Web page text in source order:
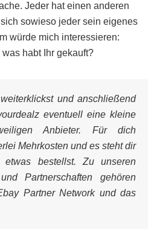
Jeder hat einen anderen
sowieso jeder sein eigenes
würde mich interessieren:
habt Ihr gekauft?
und anschließend
eventuell eine kleine
Anbieter. Für dich
Mehrkosten und es steht dir
bestellst. Zu unseren
Partnerschaften gehören
Partner Network und das